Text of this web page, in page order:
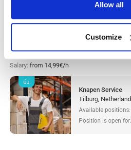
Allow all
Customize
Warehouse worker
Salary: from 14,99€/h
Knapen Service
Tilburg,
Available positions:
Position is open for:
ÚJ